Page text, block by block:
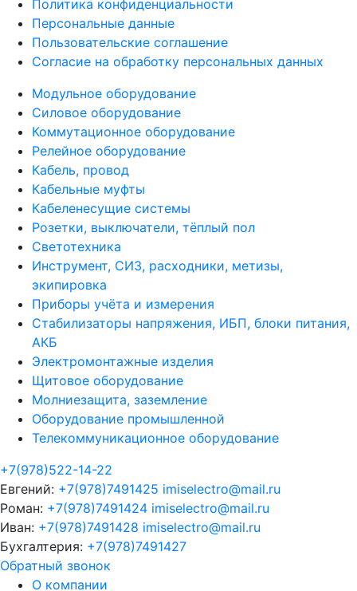
Политика конфиденциальности
Персональные данные
Пользовательские соглашение
Согласие на обработку персональных данных
Модульное оборудование
Силовое оборудование
Коммутационное оборудование
Релейное оборудование
Кабель, провод
Кабельные муфты
Кабеленесущие системы
Розетки, выключатели, тёплый пол
Светотехника
Инструмент, СИЗ, расходники, метизы,
экипировка
Приборы учёта и измерения
Стабилизаторы напряжения, ИБП, блоки питания,
АКБ
Электромонтажные изделия
Щитовое оборудование
Молниезащита, заземление
Оборудование промышленной
Телекоммуникационное оборудование
+7(978)522-14-22
Евгений: +7(978)7491425 imiselectro@mail.ru
Роман: +7(978)7491424 imiselectro@mail.ru
Иван: +7(978)7491428 imiselectro@mail.ru
Бухгалтерия: +7(978)7491427
Обратный звонок
О компании